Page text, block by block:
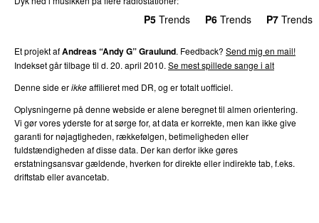
P5 Trends P6 Trends P7 Trends
Et projekt afAndreas “Andy G” Graulund. Feedback? Send mig en mail!
Indekset går tilbage til d. 20. april 2010. Se mest spillede sange i alt
Denne side erikkeaffilieret med DR, og er totalt uofficiel.
Oplysningerne på denne webside er alene beregnet til almen orientering.
Vi gør vores yderste for at sørge for, at data er korrekte, men kan ikke give
garanti for nøjagtigheden, rækkefølgen, betimeligheden eller
fuldstændigheden af disse data. Der kan derfor ikke gøres
erstatningsansvar gældende, hverken for direkte eller indirekte tab, f.eks.
driftstab eller avancetab.